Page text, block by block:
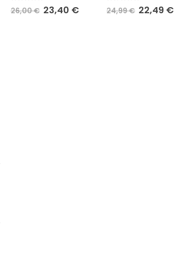
out of 5
26,00€ O
preço
23,40 €O out of 5
24,99€ O
preço
22,49 €O